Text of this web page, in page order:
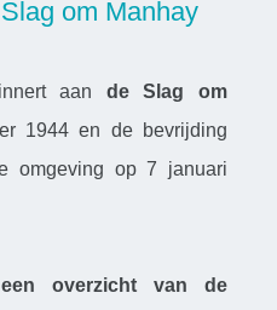
om Manhay
aan de Slag om
1944 en de bevrijding
omgeving op 7 januari
een overzicht van de